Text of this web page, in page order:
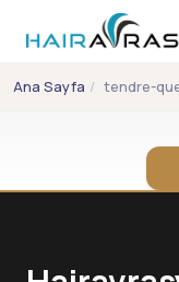
Skip to main content
Ana Sayfa / tendre-